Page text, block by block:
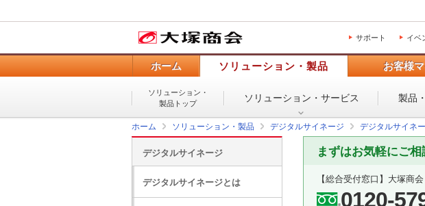
サポート イベ
ホーム ソリューション・製品 お客様
ソリューション・
製品トップ
ソリューション・ サービス 製品
ホーム ソリューション・製品 デジタルサイネージ デジタルサイネ
まずはお気軽にご相
【総合受付窓口】 大塚商
0120-
デジタルサイネージ
デジタルサイネージとは